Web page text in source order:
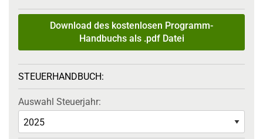
Download des kostenlosen Programm-
Handbuchs als .pdf Datei
STEUERHANDBUCH:
Auswahl Steuerjahr: